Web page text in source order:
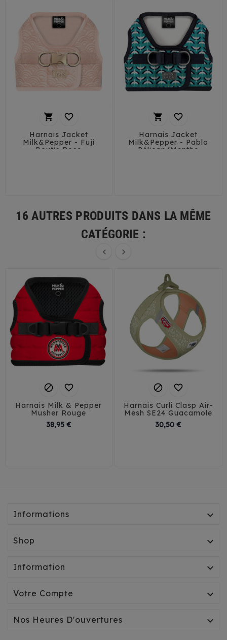
 
Harnais Jacket
Milk&Pepper - Fuji
Boutis Rose
 
Harnais Jacket
Milk&Pepper - Pablo
Pélican/Menthe
16 AUTRES PRODUITS DANS LA MÊME
CATÉGORIE :
 
 
Harnais Milk & Pepper
Musher Rouge
38,95 €Prix
 
Harnais Curli Clasp Air-
Mesh SE24 Guacamole
30,50 €
Informations 
Shop 
Information 
Votre Compte 
Nos Heures D'ouvertures 